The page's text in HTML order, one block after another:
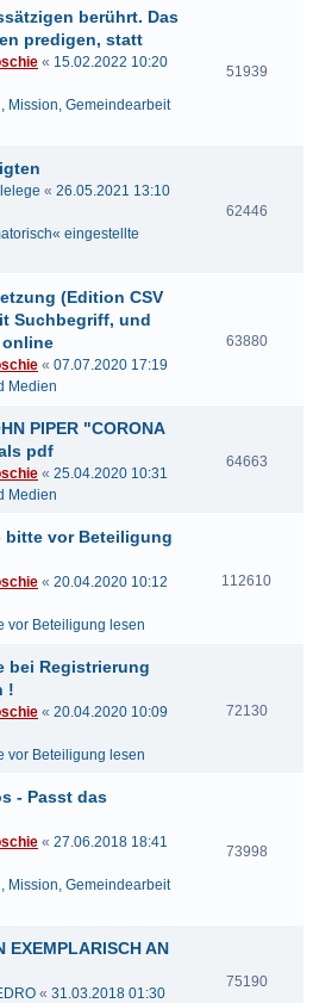
berührt. Das
predigen, statt
« 15.02.2022 10:20
Mission, Gemeindearbeit
51939
« 26.05.2021 13:10
eingestellte
62446
(Edition CSV
Suchbegriff, und
online
« 07.07.2020 17:19
Medien
63880
PIPER "CORONA
pdf
« 25.04.2020 10:31
Medien
64663
bitte vor Beteiligung
« 20.04.2020 10:12
vor Beteiligung lesen
112610
bei Registrierung
!
« 20.04.2020 10:09
vor Beteiligung lesen
72130
- Passt das
« 27.06.2018 18:41
Mission, Gemeindearbeit
73998
EXEMPLARISCH AN
« 31.03.2018 01:30
75190